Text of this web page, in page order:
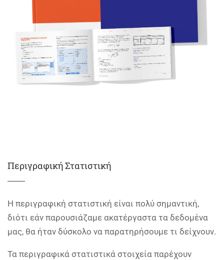
Περιγραφική Στατιστική
Η περιγραφική στατιστική είναι πολύ σημαντική,
διότι εάν παρουσιάζαμε ακατέργαστα τα δεδομένα
μας, θα ήταν δύσκολο να παρατηρήσουμε τι δείχνουν.
Τα περιγραφικά στατιστικά στοιχεία παρέχουν